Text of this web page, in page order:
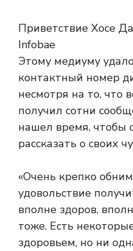
Приветствие Хосе
Infobae
Этому медиуму
контактный номер
несмотря на то, что
получил сотни
нашел время, чтобы
рассказать о своих
«Очень крепко
удовольствие
вполне здоров,
тоже. Есть
здоровьем, но ни